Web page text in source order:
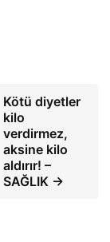
Kötü diyetler
kilo
verdirmez,
aksine kilo
aldırır! –
SAĞLIK →